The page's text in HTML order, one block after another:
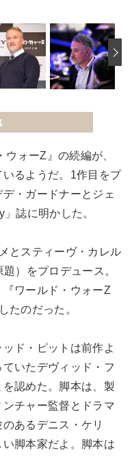
ォーZ』の続編が、
るようだ。1作目をプ
・ガードナーとジェ
誌に明かした。
とスティーヴ・カレル
）をプロデュース。
ワールド・ウォーZ
たのだった。
ド・ピットは前作よ
いたデヴィッド・フ
認めた。脚本は、製
チャー監督とドラマ
あるデニス・ケリ
脚本家だよ。脚本は